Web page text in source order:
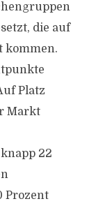
die auf
kommen.
Platz
Markt
22
Prozent